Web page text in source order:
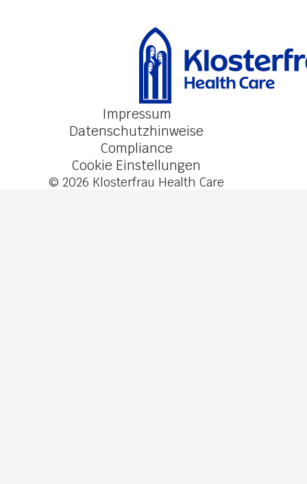
Impressum
Datenschutzhinweise
Compliance
Cookie Einstellungen
© 2026 Klosterfrau Health Care